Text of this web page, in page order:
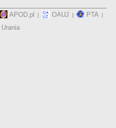
APOD.pl | OAUJ | PTA |
Urania